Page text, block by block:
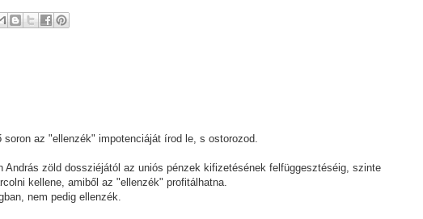
az "ellenzék" impotenciáját írod le, s ostorozod.
András zöld dossziéjától az uniós pénzek kifizetésének felfüggesztéséig, szinte
kellene, amiből az "ellenzék" profitálhatna.
nem pedig ellenzék.